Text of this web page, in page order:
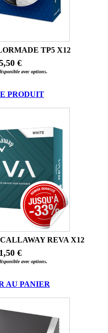
TP5 X12
€
avec options.
PRODUIT
REVA X12
€
avec options.
AU PANIER